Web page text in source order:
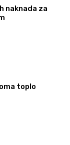
naknada za
toplo